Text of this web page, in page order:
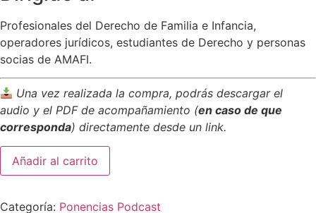
Profesionales del Derecho de Familia e Infancia,
operadores jurídicos, estudiantes de Derecho y personas
socias de AMAFI.
Una vez realizada la compra, podrás descargar el
audio y el PDF de acompañamiento (en caso de que
corresponda) directamente desde un link.
Añadir al carrito
Categoría: Ponencias Podcast